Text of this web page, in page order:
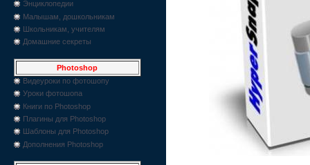
Энциклопедии
Малышам, дошкольникам
Школьникам, учителям
Домашние секреты
Photoshop
Видеуроки по фотошопу
Уроки фотошопа
Книги по Photoshop
Плагины для Photoshop
Шаблоны для Photoshop
Дополнения Photoshop